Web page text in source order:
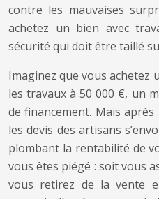
contre les mauvaises
achetez un bien avec
sécurité qui doit être taillé
Imaginez que vous
les travaux à 50 000 €, un
de financement. Mais
les devis des artisans
plombant la rentabilité de
vous êtes piégé : soit vous
vous retirez de la vente